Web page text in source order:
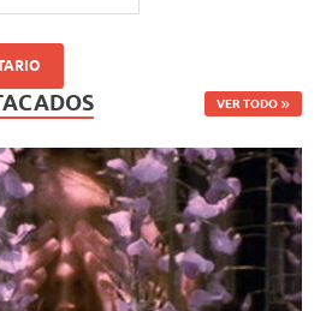
VER TODO